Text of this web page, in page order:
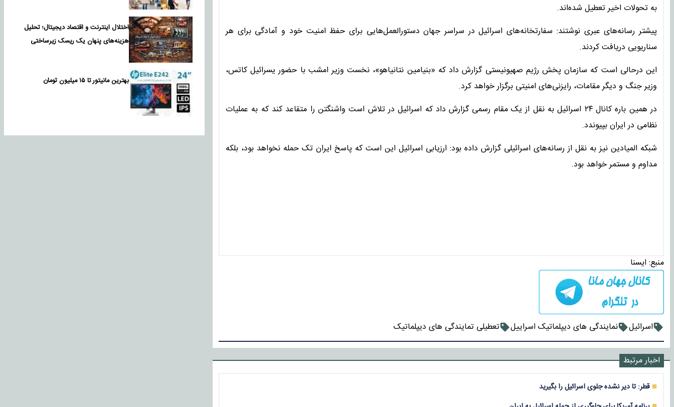
به تحولات اخیر تعطیل شده‌اند.
پیشتر رسانه‌های عبری نوشتند: سفارتخانه‌های اسرائیل در سراسر جهان دستورالعمل‌هایی برای حفظ امنیت خود و آمادگی برای هر
سناریویی دریافت کردند.
این درحالی است که سازمان پخش رژیم صهیونیستی گزارش داد که «بنیامین نتانیاهو»، نخست وزیر امشب با حضور یسرائیل کاتس،
وزیر جنگ و دیگر مقامات، رایزنی‌های امنیتی برگزار خواهد کرد.
در همین باره کانال ۲۴ اسرائیل به نقل از یک مقام رسمی گزارش داد که اسرائیل در تلاش است واشنگتن را متقاعد کند که به عملیات
نظامی در ایران بپیوندد.
شبکه المیادین نیز به نقل از رسانه‌های اسرائیلی گزارش داده بود: ارزیابی اسرائیل این است که پاسخ ایران تک حمله نخواهد بود، بلکه
مداوم و مستمر خواهد بود.
منبع: ايسنا
اسرائیل نمایندگی های دیپلماتیک اسراییل تعطیلی تمایندگی های دیپلماتیک
اخبار مرتبط
قطر: تا دیر نشده جلوی اسرائیل را بگیرید
اختلال اینترنت و اقتصاد دیجیتال؛ تحلیل
هزینه‌های پنهان یک ریسک زیرساختی
بهترین مانیتور تا ۱۵ میلیون تومان